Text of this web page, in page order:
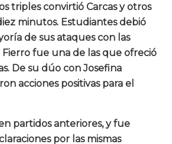
triples convirtió Carcas y otros
minutos. Estudiantes debió
de sus ataques con las
Fierro fue una de las que ofreció
De su dúo con Josefina
acciones positivas para el
partidos anteriores, y fue
por las mismas